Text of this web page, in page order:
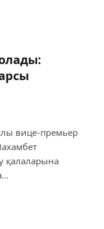
вице-премьер
қалаларына